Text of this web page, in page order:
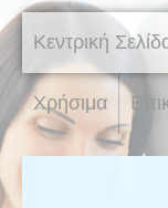
Κεντρική
Χρήσιμα